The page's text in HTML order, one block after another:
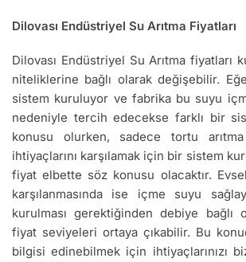
Dilovası Endüstriyel Su Arıtma Fiyatları
Dilovası Endüstriyel Su Arıtma fiyatları
niteliklerine bağlı olarak değişebilir.
sistem kuruluyor ve fabrika bu suyu
nedeniyle tercih edecekse farklı bir
konusu olurken, sadece tortu
ihtiyaçlarını karşılamak için bir sistem
fiyat elbette söz konusu olacaktır. Evsel
karşılanmasında ise içme suyu
kurulması gerektiğinden debiye bağlı
fiyat seviyeleri ortaya çıkabilir. Bu
bilgisi edinebilmek için ihtiyaçlarınızı